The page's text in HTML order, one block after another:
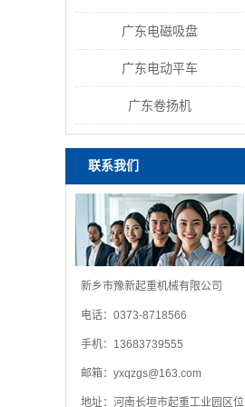
广东电磁吸盘
广东电动平车
广东卷扬机
联系我们
新乡市豫新起重机械有限公司
电话：0373-8718566
手机：13683739555
邮箱： yxqzgs@163.com
地址：河南长垣市起重工业园区位